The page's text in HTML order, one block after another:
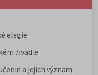
elegie
divadle
a jejich význam